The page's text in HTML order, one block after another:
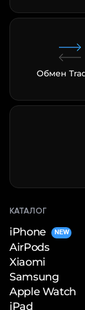
Обмен
КАТАЛОГ
iPhone NEW
AirPods
Xiaomi
Samsung
Apple Watch
iPad